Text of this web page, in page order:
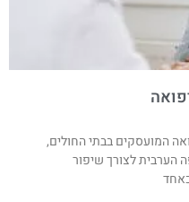
המועסקים בבתי החולים,
הערבית לצורך שיפור